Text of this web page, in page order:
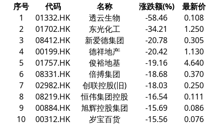
序号
代码 名称 涨跌额(%)
最新价
1
01332.HK 透云生物 -58.46
0.108
2
01702.HK 东光化工 -34.21
1.250
3
08412.HK 新爱德集团 -20.78
0.305
4
00199.HK 德祥地产 -20.42
1.130
5
01757.HK 俊裕地基 -19.16
4.640
6
08331.HK 倍搏集团 -18.68
0.370
7
02982.HK 创联控股(旧) -18.03
0.250
8
08219.HK 恒伟集团控股 -16.54
0.111
9
00884.HK 旭辉控股集团 -15.69
0.086
10
00312.HK 岁宝百货 -15.56 0.076